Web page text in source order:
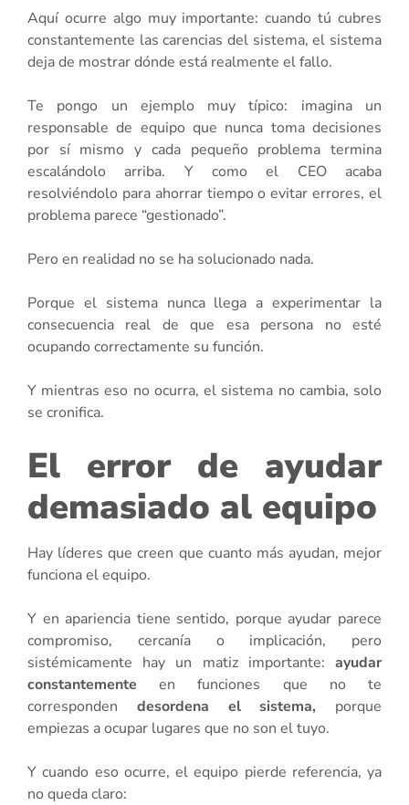
Aquí ocurre algo muy importante: cuando tú cubres
constantemente las carencias del sistema, el sistema
deja de mostrar dónde está realmente el fallo.
Te pongo un ejemplo muy típico: imagina un
responsable de equipo que nunca toma decisiones
por sí mismo y cada pequeño problema termina
escalándolo arriba. Y como el CEO acaba
resolviéndolo para ahorrar tiempo o evitar errores, el
problema parece “gestionado”.
Pero en realidad no se ha solucionado nada.
Porque el sistema nunca llega a experimentar la
consecuencia real de que esa persona no esté
ocupando correctamente su función.
Y mientras eso no ocurra, el sistema no cambia, solo
se cronifica.
El error de ayudar
demasiado al equipo
Hay líderes que creen que cuanto más ayudan, mejor
funciona el equipo.
Y en apariencia tiene sentido, porque ayudar parece
compromiso, cercanía o implicación, pero
sistémicamente hay un matiz importante: ayudar
constantemente en funciones que no te
corresponden desordena el sistema, porque
empiezas a ocupar lugares que no son el tuyo.
Y cuando eso ocurre, el equipo pierde referencia, ya
no queda claro: